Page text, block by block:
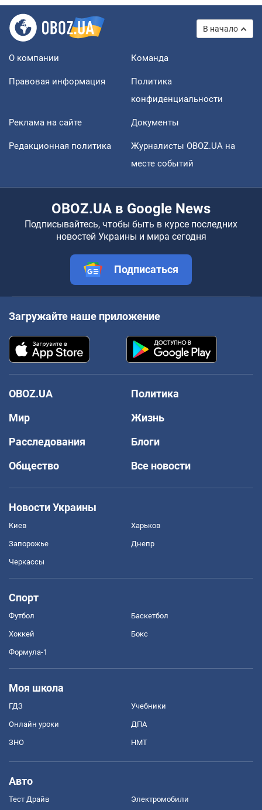
В начало
О компании Команда
Правовая информация
Политика
конфиденциальности
Реклама на сайте Документы
Редакционная политика
Журналисты OBOZ.UA на
месте событий
OBOZ.UA в Google News
Подписывайтесь, чтобы быть в курсе последних
новостей Украины и мира сегодня
Подписаться
Загружайте наше приложение
OBOZ.UA
Политика
Мир
Жизнь
Расследования
Блоги
Общество
Все новости
Новости Украины
Киев Харьков
Запорожье Днепр
Черкассы
Спорт
Футбол Баскетбол
Хоккей Бокс
Формула-1
Моя школа
ГДЗ Учебники
Онлайн уроки ДПА
ЗНО НМТ
Авто
Тест Драйв Электромобили